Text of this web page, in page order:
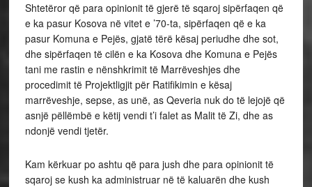
Shtetëror që para opinionit të gjerë të sqaroj sipërfaqen që
e ka pasur Kosova në vitet e ’70-ta, sipërfaqen që e ka
pasur Komuna e Pejës, gjatë tërë kësaj periudhe dhe sot,
dhe sipërfaqen të cilën e ka Kosova dhe Komuna e Pejës
tani me rastin e nënshkrimit të Marrëveshjes dhe
procedimit të Projektligjit për Ratifikimin e kësaj
marrëveshje, sepse, as unë, as Qeveria nuk do të lejojë që
asnjë pëllëmbë e këtij vendi t’i falet as Malit të Zi, dhe as
ndonjë vendi tjetër.
Kam kërkuar po ashtu që para jush dhe para opinionit të
sqaroj se kush ka administruar në të kaluarën dhe kush